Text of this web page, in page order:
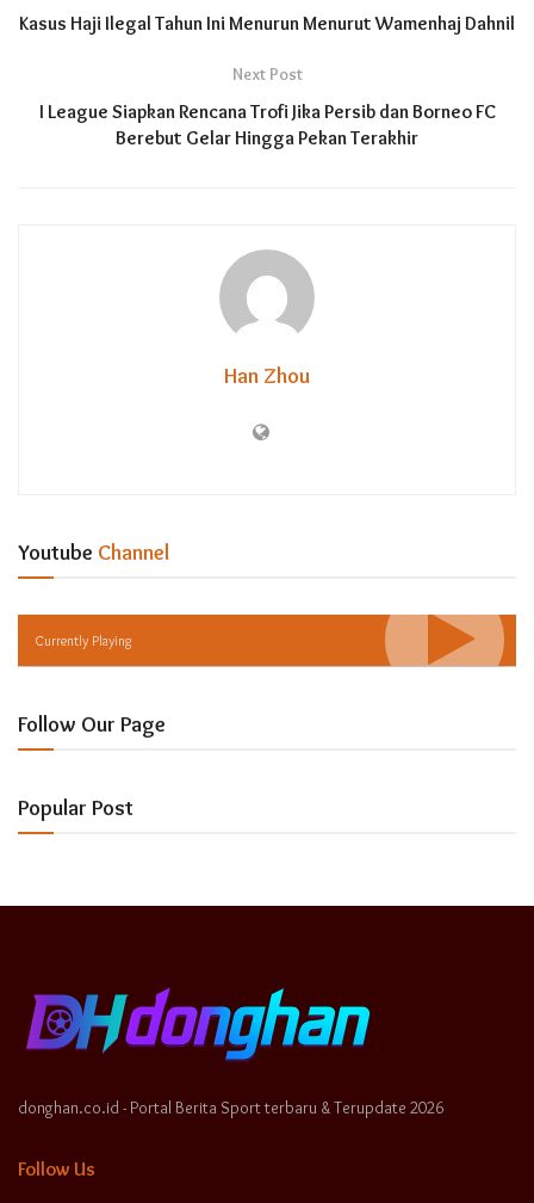
Kasus Haji Ilegal Tahun Ini Menurun Menurut Wamenhaj Dahnil
Next Post
I League Siapkan Rencana Trofi Jika Persib dan Borneo FC
Berebut Gelar Hingga Pekan Terakhir
Han Zhou
Youtube Channel
Currently Playing
Follow Our Page
Popular Post
donghan.co.id - Portal Berita Sport terbaru & Terupdate 2026
Follow Us